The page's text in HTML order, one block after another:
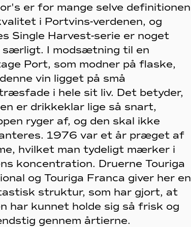
er for mange selve definitionen
i Portvins-verdenen, og
Single Harvest-serie er noget
særligt. I modsætning til en
Port, som modner på flaske,
vin ligget på små
i hele sit liv. Det betyder,
er drikkeklar lige så snart,
ryger af, og den skal ikke
1976 var et år præget af
hvilket man tydeligt mærker i
koncentration. Druerne Touriga
og Touriga Franca giver her en
struktur, som har gjort, at
har kunnet holde sig så frisk og
gennem årtierne.